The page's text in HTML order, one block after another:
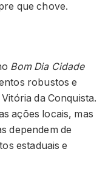
que chove.
Bom Dia Cidade
robustos e
da Conquista.
ações locais, mas
dependem de
estaduais e